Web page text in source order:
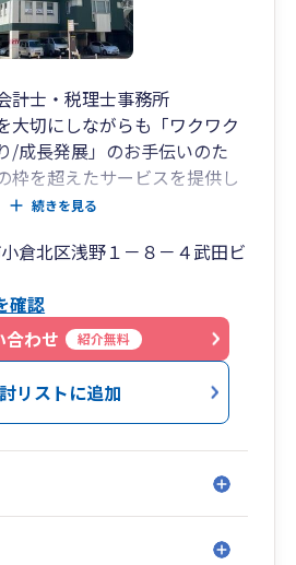
計士・税理士事務所
大切にしながらも「ワクワク
/成長発展」のお手伝いのた
枠を超えたサービスを提供し
次決算書」
えない不安を解消し、やるべ
営計画」ワークショップ
かった事業承継が動き出す
ログラム」
す。
続きを見る
倉北区浅野１－８－４武田ビ
確認
合わせ
紹介無料
リストに追加